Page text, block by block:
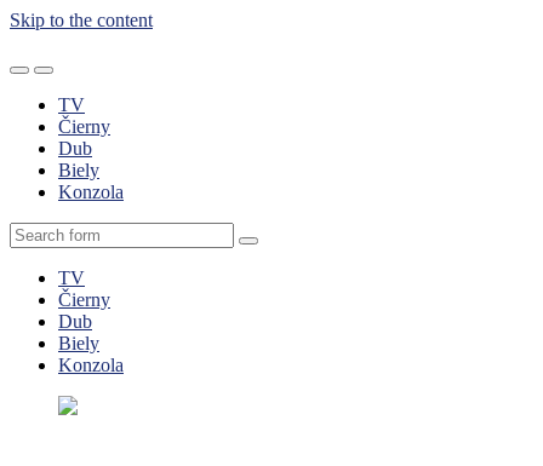
Skip to the content
Toggle
mobile
menu
Toggle
the
search
field
TV
Čierny
Dub
Biely
Konzola
Search
TV
Čierny
Dub
Biely
Konzola